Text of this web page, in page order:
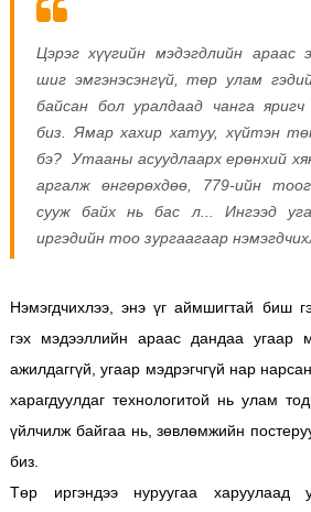
Цэрэг хүүгийн мэдэгдлийн араас
шиг эмгэнэсэнгүй, төр улам
байсан бол уралдаад чанга
биз. Ямар хахир хатуу, хүйтэн
бэ? Утааны асуудлаарх ерөнхий
аргалж өнгөрөхдөө, 779-ийн тоог
сууж байх нь бас л... Ингээд
иргэдийн тоо зургаагаар
Нэмэгдчихлээ, энэ үг аймшигтай биш
гэх мэдээллийн араас дандаа угаар
ажилдаггүй, угаар мэдрэгчгүй нар
харагдуулдаг технологитой нь улам
үйлчилж байгаа нь, зөвлөмжийн
биз.
Төр иргэндээ нуруугаа